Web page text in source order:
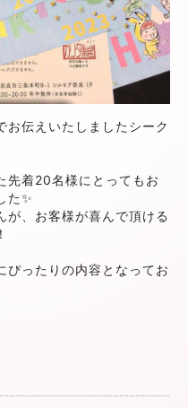
お伝えいたしましたシーク
先着20名様にとってもお
た✨
が、お客様が喜んで頂ける
ぴったりの内容となってお